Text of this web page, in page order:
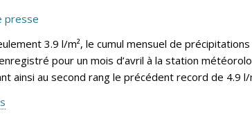
presse
3.9 l/m², le cumul mensuel de
pour un mois d’avril à la station
ainsi au second rang le précédent record de 4.9 l/